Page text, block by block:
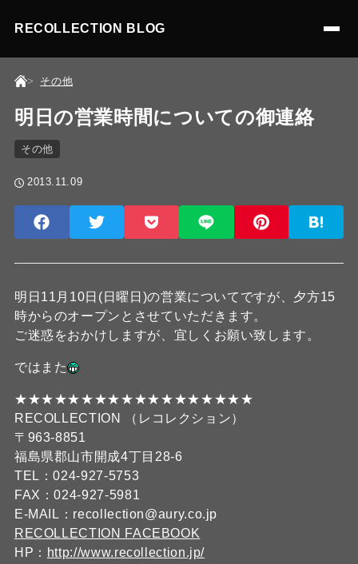
RECOLLECTION BLOG
その他
明日の営業時間についての御連絡
その他
2013.11.09
明日11月10日(日曜日)の営業についてですが、夕方15
時からのオープンとさせていただきます。
ご迷惑をおかけしますが、宜しくお願い致します。
ではまた
★★★★★★★★★★★★★★★★★★
RECOLLECTION （レコレクション）
〒963-8851
福島県郡山市開成4丁目28-6
TEL：024-927-5753
FAX：024-927-5981
E-MAIL：recollection@aury.co.jp
RECOLLECTION FACEBOOK
HP： http://www.recollection.jp/